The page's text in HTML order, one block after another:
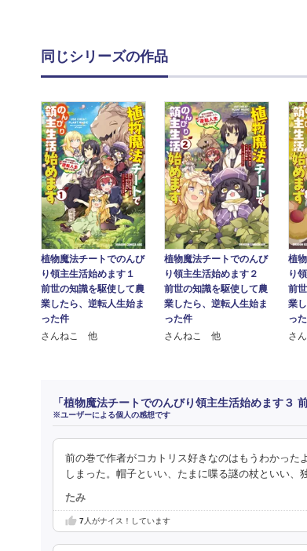
同じシリーズの作品
植物魔法チートでのんび
り領主生活始めます１
前世の知識を駆使して農
業したら、逆転人生始ま
った件
さんねこ 他
植物魔法チートでのんび
り領主生活始めます２
前世の知識を駆使して農
業したら、逆転人生始ま
った件
さんねこ 他
植
り
前
業
っ
さ
「植物魔法チートでのんびり領主生活始めます３
※ユーザーによる個人の感想です
前の巻で作者がコカトリス好きなのはもうわかっ
しまった。帽子といい、たまに喋る謎の杖といい、
たみ
7人がナイス！しています